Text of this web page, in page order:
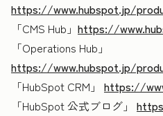
https://www.hubspot.jp/
「CMS Hub」 https://
「Operations Hub」
https://www.hubspot.jp/
「HubSpot CRM」 https://
「HubSpot 公式ブログ」